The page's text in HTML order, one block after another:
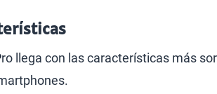
llega con las características más